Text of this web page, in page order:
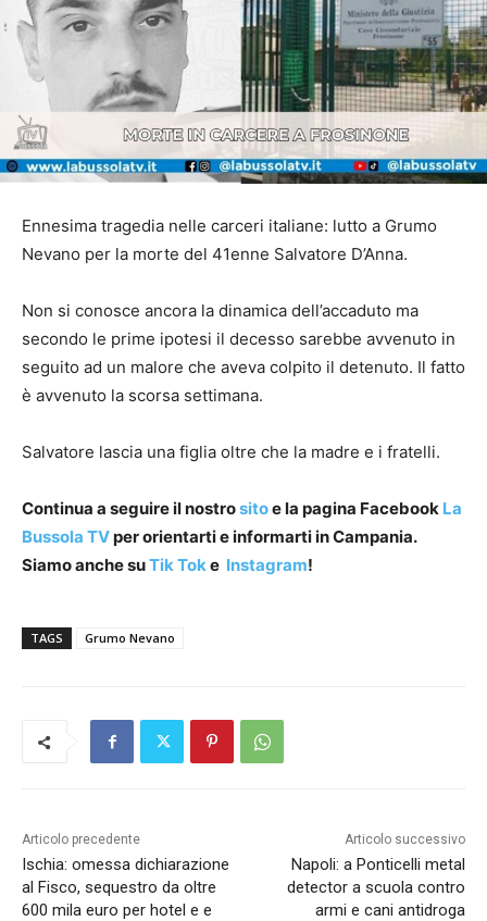
Ennesima tragedia nelle carceri italiane: lutto a Grumo
Nevano per la morte del 41enne Salvatore D’Anna.
Non si conosce ancora la dinamica dell’accaduto ma
secondo le prime ipotesi il decesso sarebbe avvenuto in
seguito ad un malore che aveva colpito il detenuto. Il fatto
è avvenuto la scorsa settimana.
Salvatore lascia una figlia oltre che la madre e i fratelli.
Continua a seguire il nostrositoe la pagina Facebook La
Bussola TVper orientarti e informarti in Campania.
Siamo anche suTik Toke Instagram!
TAGS Grumo Nevano
Articolo precedente
Ischia: omessa dichiarazione
al Fisco, sequestro da oltre
600 mila euro per hotel e e
Articolo successivo
Napoli: a Ponticelli metal
detector a scuola contro
armi e cani antidroga